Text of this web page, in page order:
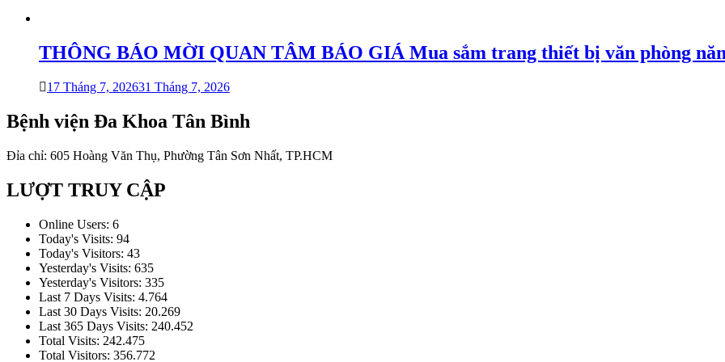
THÔNG BÁO MỜI QUAN TÂM BÁO GIÁ Mua sắm trang thiết bị văn phòng
17 Tháng 7, 202631 Tháng 7, 2026
Bệnh viện Đa Khoa Tân Bình
Đỉa chỉ: 605 Hoàng Văn Thụ, Phường Tân Sơn Nhất, TP.HCM
LƯỢT TRUY CẬP
Online Users: 6
Today's Visits: 94
Today's Visitors: 43
Yesterday's Visits: 635
Yesterday's Visitors: 335
Last 7 Days Visits: 4.764
Last 30 Days Visits: 20.269
Last 365 Days Visits: 240.452
Total Visits: 242.475
Total Visitors: 356.772